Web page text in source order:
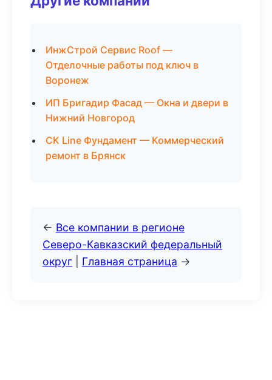
ИнжСтрой Сервис Roof —
Отделочные работы под ключ в
Воронеж
ИП Бригадир Фасад — Окна и двери в
Нижний Новгород
СК Line Фундамент — Коммерческий
ремонт в Брянск
← Все компании в регионе
Северо-Кавказский федеральный
округ
Главная страница →